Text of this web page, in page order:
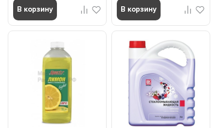
В корзину В корзину